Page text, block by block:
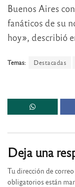
Buenos Aires
fanáticos de su
hoy», describió
Temas: Destacadas
Deja una
Tu dirección de
obligatorios están